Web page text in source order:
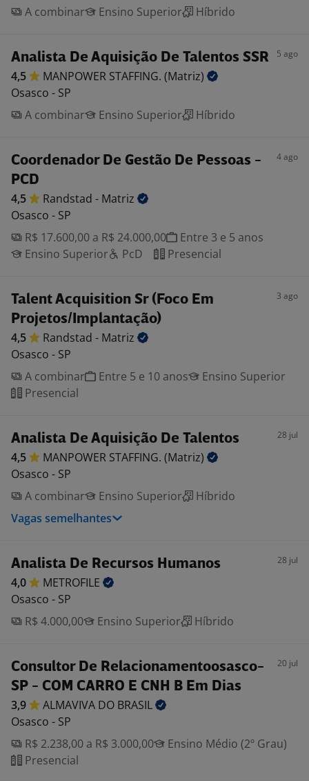
A combinar
Ensino Superior Híbrido
Analista De Aquisição De Talentos SSR 5 ago
4,5 MANPOWER STAFFING. (Matriz)
Osasco - SP
A combinar
Ensino Superior Híbrido
Coordenador De Gestão De Pessoas -
PCD
4 ago
4,5 Randstad - Matriz
Osasco - SP
R$ 17.600,00 a R$ 24.000,00
Entre 3 e 5 anos
Ensino Superior
PcD Presencial
Talent Acquisition Sr (Foco Em
Projetos/Implantação)
3 ago
4,5 Randstad - Matriz
Osasco - SP
A combinar
Entre 5 e 10 anos
Ensino Superior
Presencial
Analista De Aquisição De Talentos 28 jul
4,5 MANPOWER STAFFING. (Matriz)
Osasco - SP
A combinar
Ensino Superior
Híbrido
Vagas semelhantes
Analista De Recursos Humanos 28 jul
4,0
METROFILE
Osasco - SP
R$ 4.000,00
Ensino Superior Híbrido
Consultor De Relacionamentoosasco-
SP - COM CARRO E CNH B Em Dias
20 jul
3,9 ALMAVIVA DO BRASIL
Osasco - SP
R$ 2.238,00 a R$ 3.000,00
Ensino Médio (2º Grau)
Presencial